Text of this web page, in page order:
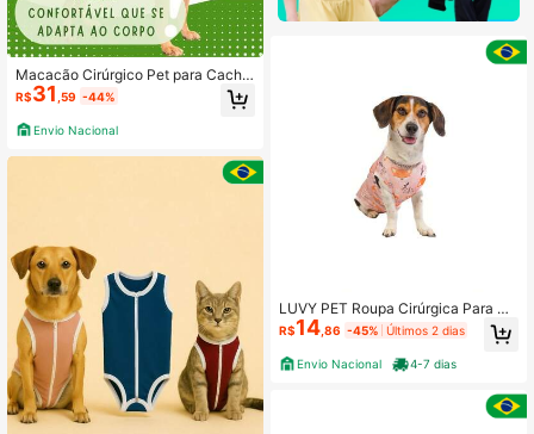
Macacão Cirúrgico Pet para Cacho
rros e Gatos Pós Cirúrgica
R$31 ,59 -44%
Envio Nacional
LUVY PET Roupa Cirúrgica Para Ca
chorro Fêmea Proteção UV Estamp
a Raposa
R$14 ,86 -45% Últimos 2 dias
Envio Nacional 4-7 dias